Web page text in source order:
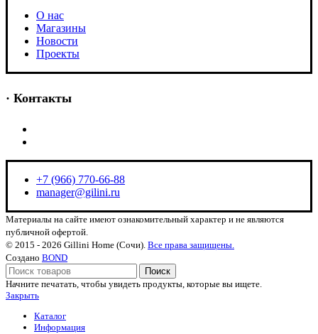
О нас
Магазины
Новости
Проекты
· Контакты
+7 (966) 770-66-88
manager@gilini.ru
Материалы на сайте имеют ознакомительный характер и не являются
публичной офертой.
© 2015 - 2026 Gillini Home (Сочи). Все права защищены.
Создано BOND
Поиск
Начните печатать, чтобы увидеть продукты, которые вы ищете.
Закрыть
Каталог
Информация